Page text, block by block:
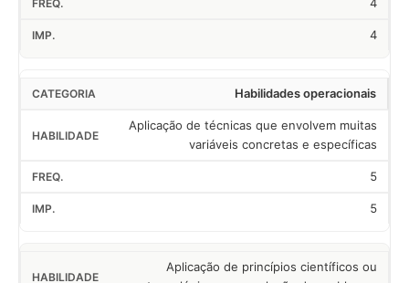
4
Habilidades operacionais
Aplicação de técnicas que envolvem muitas
variáveis concretas e específicas
5
5
Aplicação de princípios científicos ou